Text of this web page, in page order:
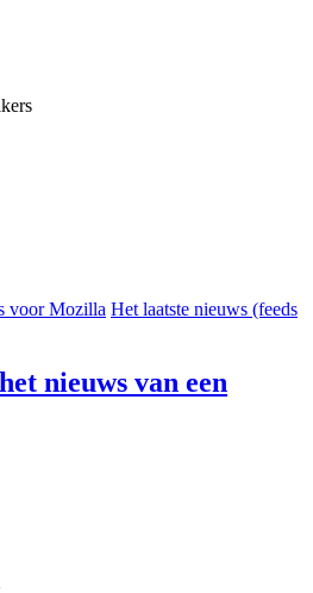
voor Mozilla Het laatste nieuws (feeds
nieuws van een